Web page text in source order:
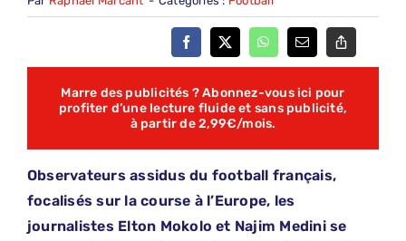
Marre des publicités ? Abonnez-vous ici pour
profiter d’une lecture fluide et sans publicité,
à partir de 2,99€/mois.
Observateurs assidus du football français,
focalisés sur la course à l’Europe, les
journalistes Elton Mokolo et Najim Medini se